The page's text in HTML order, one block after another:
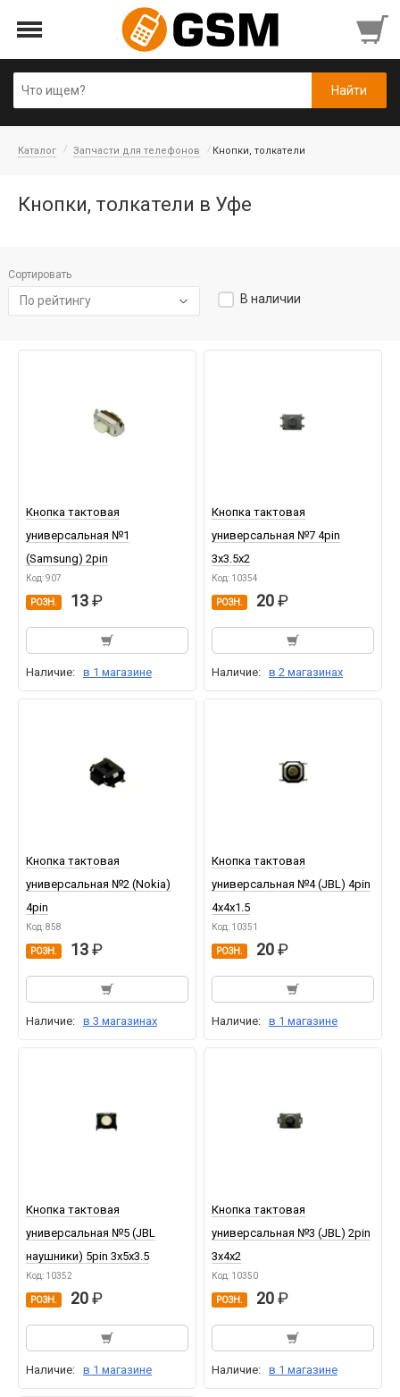
Каталог Запчасти для телефонов Кнопки, толкатели
Кнопки, толкатели в Уфе
Сортировать
По рейтингу В наличии
Кнопка тактовая
универсальная №1
(Samsung) 2pin
Код: 907
РОЗН. 13
Наличие: в 1 магазине
Кнопка тактовая
универсальная №7 4pin
3x3.5x2
Код: 10354
РОЗН. 20
Наличие: в 2 магазинах
Кнопка тактовая
универсальная №2 (Nokia)
4pin
Код: 858
РОЗН. 13
Наличие: в 3 магазинах
Кнопка тактовая
универсальная №4 (JBL) 4pin
4x4x1.5
Код: 10351
РОЗН. 20
Наличие: в 1 магазине
Кнопка тактовая
универсальная №5 (JBL
наушники) 5pin 3x5x3.5
Код: 10352
РОЗН. 20
Наличие: в 1 магазине
Кнопка тактовая
универсальная №3 (JBL) 2pin
3x4x2
Код: 10350
РОЗН. 20
Наличие: в 1 магазине